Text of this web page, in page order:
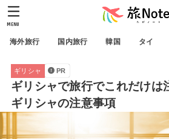
海外旅行 国内旅行 韓国 タイ
MENU
ギリシャ PR
ギリシャで旅行でこれだけは
ギリシャの注意事項